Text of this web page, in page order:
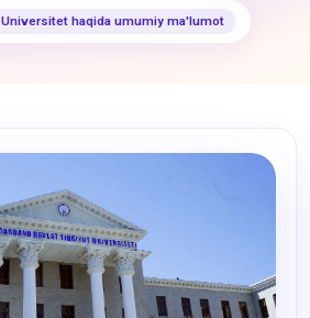
Universitet haqida umumiy ma'lumot